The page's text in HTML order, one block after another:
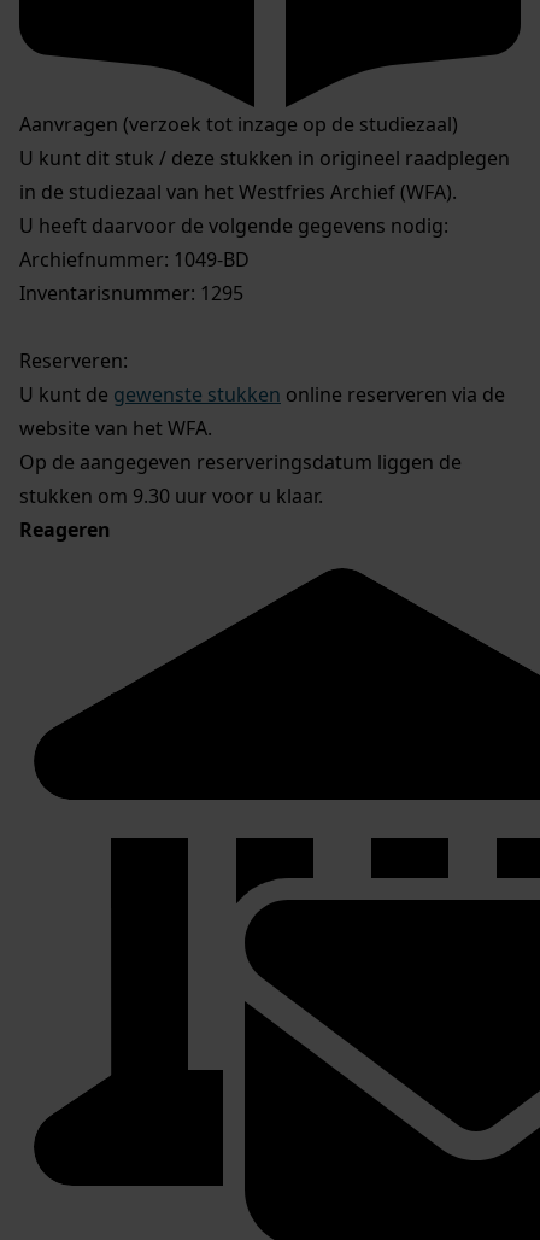
Aanvragen (verzoek tot inzage op de studiezaal)
U kunt dit stuk / deze stukken in origineel raadplegen
in de studiezaal van het Westfries Archief (WFA).
U heeft daarvoor de volgende gegevens nodig:
Archiefnummer: 1049-BD
Inventarisnummer: 1295
Reserveren:
U kunt de gewenste stukken online reserveren via de
website van het WFA.
Op de aangegeven reserveringsdatum liggen de
stukken om 9.30 uur voor u klaar.
Reageren